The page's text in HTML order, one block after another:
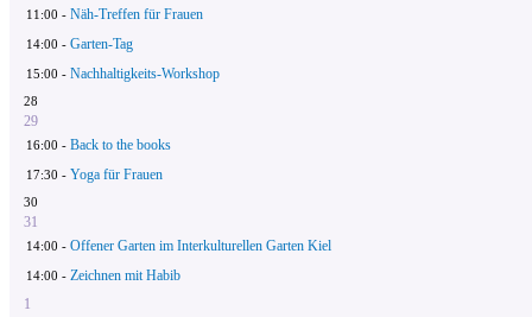
11:00 - Näh-Treffen für Frauen
14:00 - Garten-Tag
15:00 - Nachhaltigkeits-Workshop
28
29
16:00 - Back to the books
17:30 - Yoga für Frauen
30
31
14:00 - Offener Garten im Interkulturellen Garten Kiel
14:00 - Zeichnen mit Habib
1